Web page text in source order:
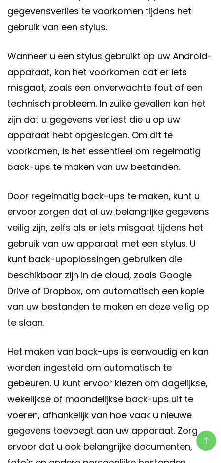
gegevensverlies te voorkomen tijdens het
gebruik van een stylus.
Wanneer u een stylus gebruikt op uw Android-
apparaat, kan het voorkomen dat er iets
misgaat, zoals een onverwachte fout of een
technisch probleem. In zulke gevallen kan het
zijn dat u gegevens verliest die u op uw
apparaat hebt opgeslagen. Om dit te
voorkomen, is het essentieel om regelmatig
back-ups te maken van uw bestanden.
Door regelmatig back-ups te maken, kunt u
ervoor zorgen dat al uw belangrijke gegevens
veilig zijn, zelfs als er iets misgaat tijdens het
gebruik van uw apparaat met een stylus. U
kunt back-upoplossingen gebruiken die
beschikbaar zijn in de cloud, zoals Google
Drive of Dropbox, om automatisch een kopie
van uw bestanden te maken en deze veilig op
te slaan.
Het maken van back-ups is eenvoudig en kan
worden ingesteld om automatisch te
gebeuren. U kunt ervoor kiezen om dagelijkse,
wekelijkse of maandelijkse back-ups uit te
voeren, afhankelijk van hoe vaak u nieuwe
gegevens toevoegt aan uw apparaat. Zorg
ervoor dat u ook belangrijke documenten,